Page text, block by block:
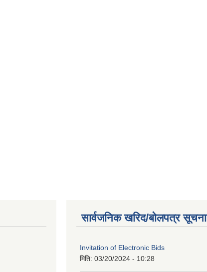
सार्वजनिक खरिद/बोलपत्र सूचना
Invitation of Electronic Bids
मिति: 03/20/2024 - 10:28